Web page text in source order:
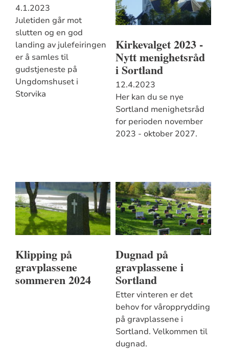
4.1.2023
Juletiden går mot
slutten og en god
landing av julefeiringen
er å samles til
gudstjeneste på
Ungdomshuset i
Storvika
Kirkevalget 2023 -
Nytt menighetsråd
i Sortland
12.4.2023
Her kan du se nye
Sortland menighetsråd
for perioden november
2023 - oktober 2027.
Klipping på
gravplassene
sommeren 2024
Dugnad på
gravplassene i
Sortland
Etter vinteren er det
behov for våropprydding
på gravplassene i
Sortland. Velkommen til
dugnad.